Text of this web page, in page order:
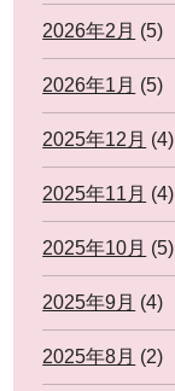
2026年2月 (5)
2026年1月 (5)
2025年12月 (4)
2025年11月 (4)
2025年10月 (5)
2025年9月 (4)
2025年8月 (2)